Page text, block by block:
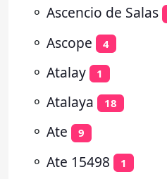
⚬ Ascencio de Salas
⚬ Ascope 4
⚬ Atalay 1
⚬ Atalaya 18
⚬ Ate 9
⚬ Ate 15498 1